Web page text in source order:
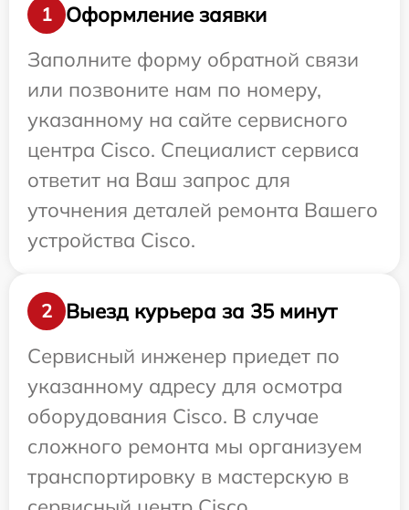
1
Оформление заявки
Заполните форму обратной связи
или позвоните нам по номеру,
указанному на сайте сервисного
центра Cisco. Специалист сервиса
ответит на Ваш запрос для
уточнения деталей ремонта Вашего
устройства Cisco.
2
Выезд курьера за 35 минут
Сервисный инженер приедет по
указанному адресу для осмотра
оборудования Cisco. В случае
сложного ремонта мы организуем
транспортировку в мастерскую в